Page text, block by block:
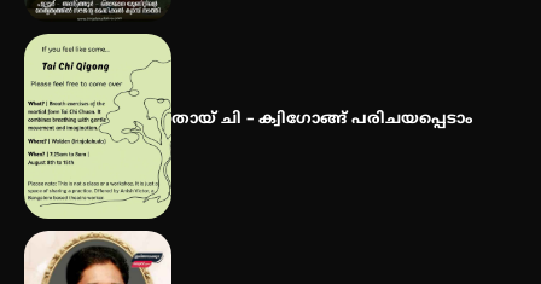
സ്വദേശി ആതിര എം കെ യുടെ
നേട്ടം പ്രതിസന്ധികളോട് പൊരുതി
തായ് ചി – ക്വിഗോങ്ങ് പരിചയപ്പെടാം